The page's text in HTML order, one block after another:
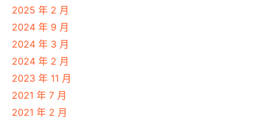
2025 年 2 月
2024 年 9 月
2024 年 3 月
2024 年 2 月
2023 年 11 月
2021 年 7 月
2021 年 2 月